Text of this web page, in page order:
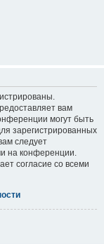
вам
могут быть
зарегистрированных
следует
на конференции.
согласие со всеми